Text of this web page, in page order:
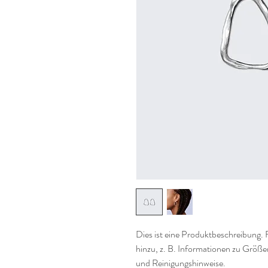
Dies ist eine
hinzu, z. B. Informationen zu
und Reinigungshinweise.